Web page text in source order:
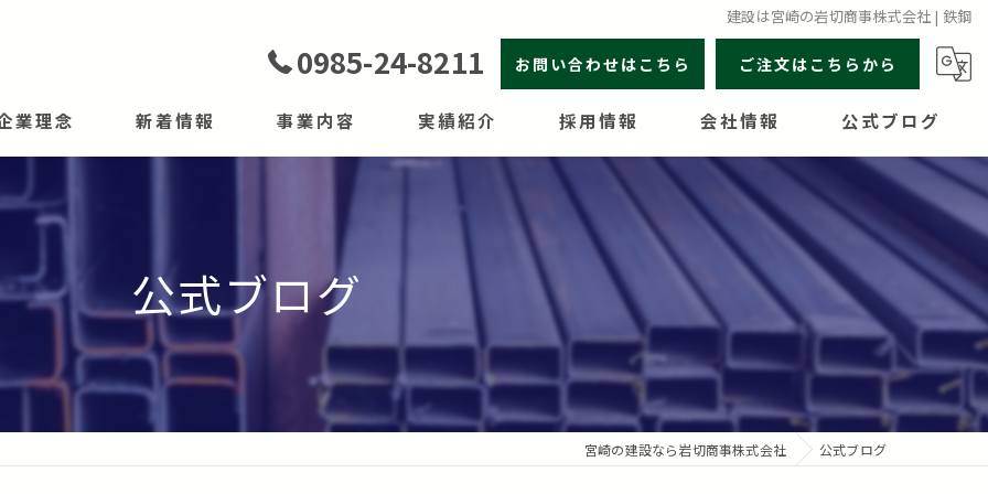
建設は宮崎の岩切商事株式会社 | 鉄鋼
0985-24-8211 お問い合わせはこちら ご注文はこちらから
業理念 新着情報 事業内容
商品紹介
実績紹介 採用情報
岩切商事の魅力
会社情報
営業所案内
公式ブログ
公式ブログ
宮崎の建設なら岩切商事株式会社 公式ブログ